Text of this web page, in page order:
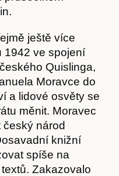
ještě více
1942 ve spojení
Quislinga,
Moravce do
a lidové osvěty se
měnit. Moravec
český národ
knižní
spíše na
Zakazovalo